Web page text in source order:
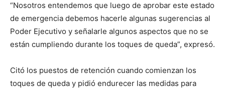
“Nosotros entendemos que luego de aprobar este estado
de emergencia debemos hacerle algunas sugerencias al
Poder Ejecutivo y señalarle algunos aspectos que no se
están cumpliendo durante los toques de queda”, expresó.
Citó los puestos de retención cuando comienzan los
toques de queda y pidió endurecer las medidas para